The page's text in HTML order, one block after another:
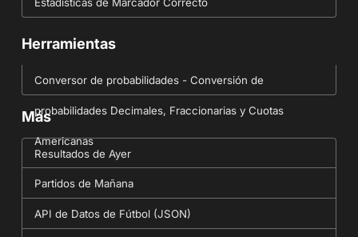
Herramientas
Conversor de probabilidades - Conversión de
probabilidades Decimales, Fraccionarias y Cuotas
Americanas
Más
Resultados de Ayer
Partidos de Mañana
API de Datos de Fútbol (JSON)